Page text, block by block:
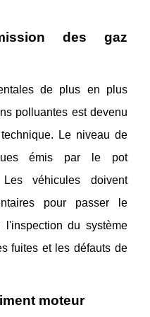
des gaz
de plus en plus
polluantes est devenu
Le niveau de
émis par le pot
véhicules doivent
pour passer le
l'inspection du système
fuites et les défauts de
moteur